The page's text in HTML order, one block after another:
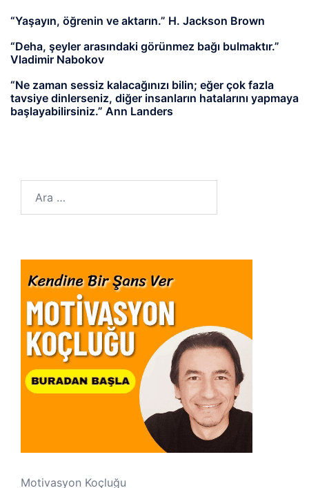
“Yaşayın, öğrenin ve aktarın.” H. Jackson Brown
“Deha, şeyler arasındaki görünmez bağı bulmaktır.”
Vladimir Nabokov
“Ne zaman sessiz kalacağınızı bilin; eğer çok fazla
tavsiye dinlerseniz, diğer insanların hatalarını yapmaya
başlayabilirsiniz.” Ann Landers
Motivasyon Koçluğu